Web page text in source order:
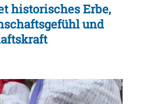
historisches Erbe,
und